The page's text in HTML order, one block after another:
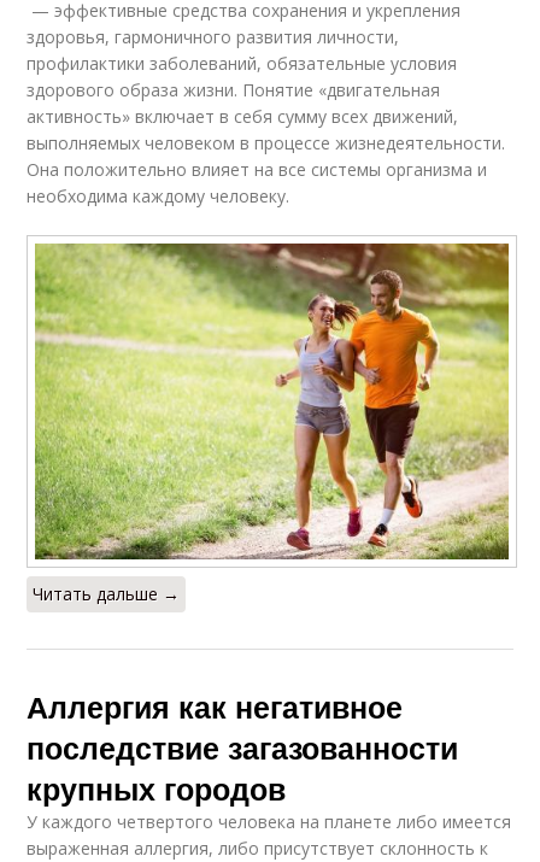
— эффективные средства сохранения и укрепления
здоровья, гармоничного развития личности,
профилактики заболеваний, обязательные условия
здорового образа жизни. Понятие «двигательная
активность» включает в себя сумму всех движений,
выполняемых человеком в процессе жизнедеятельности.
Она положительно влияет на все системы организма и
необходима каждому человеку.
Читать дальше →
Аллергия как негативное
последствие загазованности
крупных городов
У каждого четвертого человека на планете либо имеется
выраженная аллергия, либо присутствует склонность к